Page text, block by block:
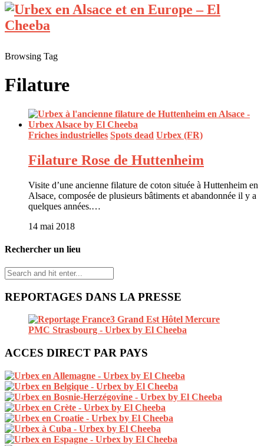
Browsing Tag
Filature
Friches industrielles Spots dead Urbex (FR)
Filature Rose de Huttenheim
Visite d’une ancienne filature de coton située à Huttenheim en
Alsace, composée de plusieurs bâtiments et abandonnée il y a
quelques années.…
14 mai 2018
Rechercher un lieu
REPORTAGES DANS LA PRESSE
ACCES DIRECT PAR PAYS